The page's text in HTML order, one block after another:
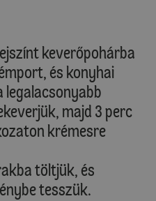
keverőpohárba
és konyhai
majd 3 perc
krémesre
töltjük, és
tesszük.